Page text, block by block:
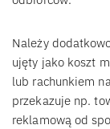
Należy
ujęty jako koszt
lub rachunkiem
przekazuje np.
reklamową od